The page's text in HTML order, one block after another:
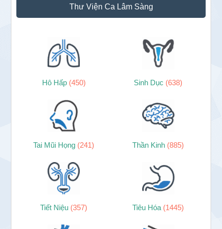
Thư Viện Ca Lâm Sàng
Hô Hấp (450) Sinh Dục (638)
Tai Mũi Họng (241) Thần Kinh (885)
Tiết Niệu (357) Tiêu Hóa (1445)